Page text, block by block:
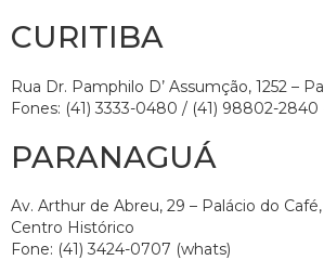
CURITIBA
Rua Dr. Pamphilo D’ Assumção, 1252 –
Fones: (41) 3333-0480 / (41) 98802-2840
PARANAGUÁ
Av. Arthur de Abreu, 29 – Palácio do Café,
Centro Histórico
Fone: (41) 3424-0707 (whats)